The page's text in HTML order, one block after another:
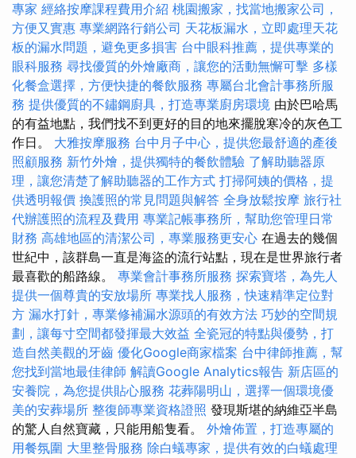
專家 經絡按摩課程費用介紹 桃園搬家，找當地搬家公司，
方便又實惠 專業網路行銷公司 天花板漏水，立即處理天花
板的漏水問題，避免更多損害 台中眼科推薦，提供專業的
眼科服務 尋找優質的外燴廠商，讓您的活動無懈可擊 多樣
化餐盒選擇，方便快捷的餐飲服務 專屬台北會計事務所服
務 提供優質的不鏽鋼廚具，打造專業廚房環境 由於巴哈馬
的有益地點，我們找不到更好的目的地來擺脫寒冷的灰色工
作日。 大雅按摩服務 台中月子中心，提供您最舒適的產後
照顧服務 新竹外燴，提供獨特的餐飲體驗 了解助聽器原
理，讓您清楚了解助聽器的工作方式 打掃阿姨的價格，提
供透明報價 換護照的常見問題與解答 全身放鬆按摩 旅行社
代辦護照的流程及費用 專業記帳事務所，幫助您管理日常
財務 高雄地區的清潔公司，專業服務更安心 在過去的幾個
世紀中，該群島一直是海盜的流行站點，現在是世界旅行者
最喜歡的船路線。 專業會計事務所服務 探索寶塔，為先人
提供一個尊貴的安放場所 專業找人服務，快速精準定位對
方 漏水打針，專業修補漏水源頭的有效方法 巧妙的空間規
劃，讓每寸空間都發揮最大效益 全瓷冠的特點與優勢，打
造自然美觀的牙齒 優化Google商家檔案 台中律師推薦，幫
您找到當地最佳律師 解讀Google Analytics報告 新店區的
安養院，為您提供貼心服務 花葬陽明山，選擇一個環境優
美的安葬場所 整復師專業資格證照 發現斯堪的納維亞半島
的驚人自然寶藏，只能用船隻看。 外燴佈置，打造專屬的
用餐氛圍 大里整骨服務 除白蟻專家，提供有效的白蟻處理